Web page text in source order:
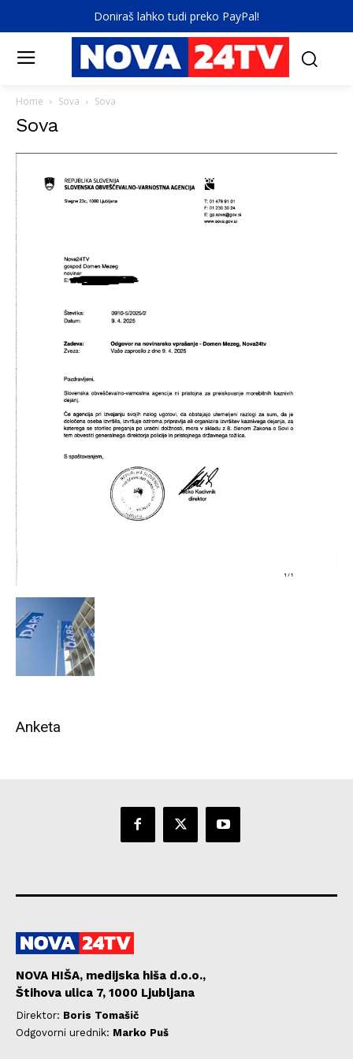
Doniraš lahko tudi preko PayPal!
Home Sova Sova
Sova
Anketa
NOVA HIŠA, medijska hiša d.o.o.,
Štihova ulica 7, 1000 Ljubljana
Direktor: Boris Tomašič
Odgovorni urednik: Marko Puš